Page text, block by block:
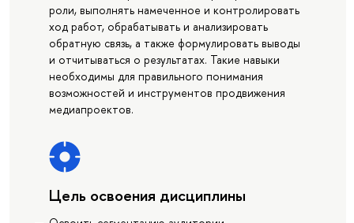
роли, выполнять намеченное и контролировать
ход работ, обрабатывать и анализировать
обратную связь, а также формулировать выводы
и отчитываться о результатах. Такие навыки
необходимы для правильного понимания
возможностей и инструментов продвижения
медиапроектов.
Цель освоения дисциплины